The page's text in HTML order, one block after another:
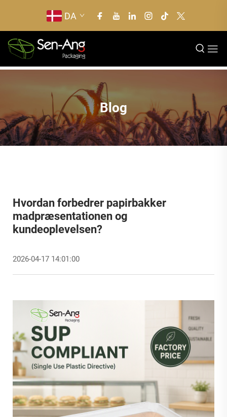
DA
Blog
Hvordan forbedrer papirbakker
madpræsentationen og
kundeoplevelsen?
2026-04-17 14:01:00